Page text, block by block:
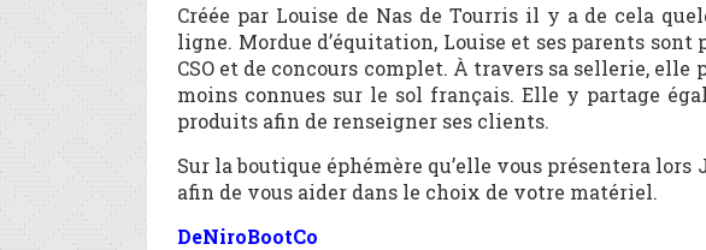
Créée par Louise de Nas de Tourris il y a de cela
ligne. Mordue d’équitation, Louise et ses parents
CSO et de concours complet. À travers sa sellerie,
moins connues sur le sol français. Elle y partage
produits afin de renseigner ses clients.
Sur la boutique éphémère qu’elle vous présentera lors
afin de vous aider dans le choix de votre matériel.
DeNiroBootCo